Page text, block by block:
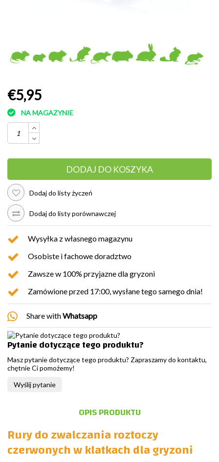
€5,95
NA MAGAZYNIE
DODAJ DO KOSZYKA
Dodaj do listy życzeń
Dodaj do listy porównawczej
Wysyłka z własnego magazynu
Osobiste i fachowe doradztwo
Zawsze w 100% przyjazne dla gryzoni
Zamówione przed 17:00, wysłane tego samego dnia!
Share withWhatsapp
Pytanie dotyczące tego produktu?
Masz pytanie dotyczące tego produktu? Zapraszamy do kontaktu,
chętnie Ci pomożemy!
Wyślij pytanie
OPIS PRODUKTU
Rury do zwalczania roztoczy
czerwonych w klatkach dla gryzoni